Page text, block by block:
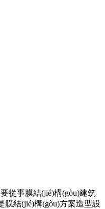
從事膜結(jié)構(gòu)建筑
膜結(jié)構(gòu)方案造型設